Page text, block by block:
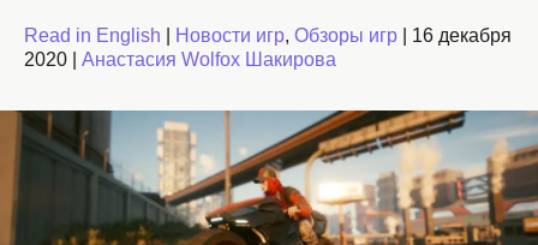
Read in English Новости игр, Обзоры игр
16 декабря
2020
Анастасия Wolfox Шакирова